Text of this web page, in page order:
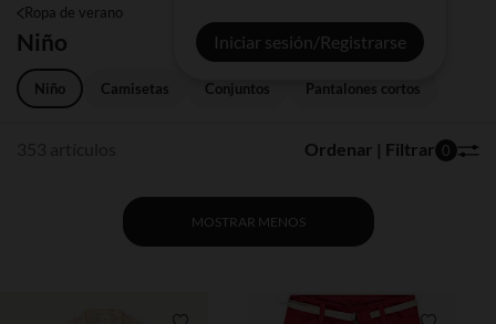
Iniciar sesión/Registrarse
Ropa de verano
Niño
Niño Camisetas Conjuntos Pantalones cortos
Ordenar | Filtrar 0
MOSTRAR MENOS